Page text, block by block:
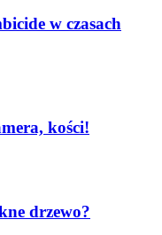
w czasach
kości!
drzewo?